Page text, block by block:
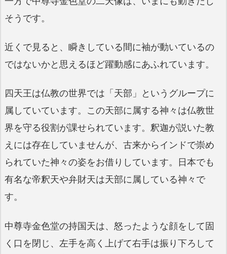
そうです。
近くで見ると、瞬きしている間に袖が動いているの
ではないかと思えるほど躍動感にあふれています。
四天王は仏教の世界では「天部」というグループに
属していています。この天部に属する神々は仏教世
界を守る役割が課せられています。釈迦が説いた教
えには存在していませんが、古来からインドで崇め
られていた神々の姿をお借りしています。日本でも
有名な帝釈天や弁財天は天部に属している神々で
す。
中尊寺金色堂の持国天は、怒ったような顔をして固
く口を閉じ、左手を高く上げて右手は振り下ろして